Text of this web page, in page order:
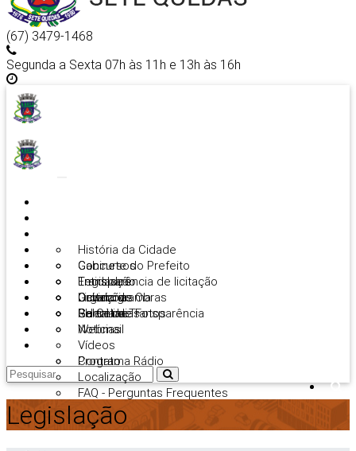
(67) 3479-1468
Segunda a Sexta 07h às 11h e 13h às 16h
História da Cidade
Gabinete do Prefeito
Legislação
Organograma
Secretarias
Cidadão
Concursos
Entidades
Ouvidoria
Portal da Transparência
Empresas
Transparência de licitação
Licitações
Imprensa
Galeria de Obras
Galeria de Fotos
Notícias
Vídeos
Programa Rádio
Servidor
RH Online
Webmail
Portal de Serviços
Publicações
Contatos
Contato
Localização
FAQ - Perguntas Frequentes
Legislação